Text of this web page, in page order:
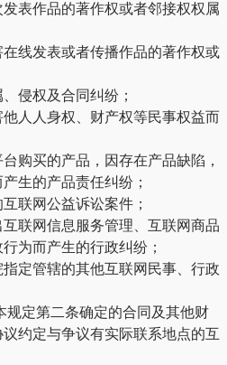
作品的著作权或者邻接权权属
发表或者传播作品的著作权或
侵权及合同纠纷；
人身权、财产权等民事权益而
买的产品，因存在产品缺陷，
生的产品责任纠纷；
网公益诉讼案件；
网信息服务管理、互联网商品
为而产生的行政纠纷；
管辖的其他互联网民事、行政
规定第二条确定的合同及其他财
约定与争议有实际联系地点的互